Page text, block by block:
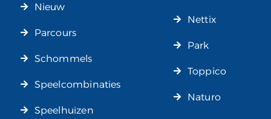
Nieuw
Parcours
Schommels
Speelcombinaties
Speelhuizen
Nettix
Park
Toppico
Naturo